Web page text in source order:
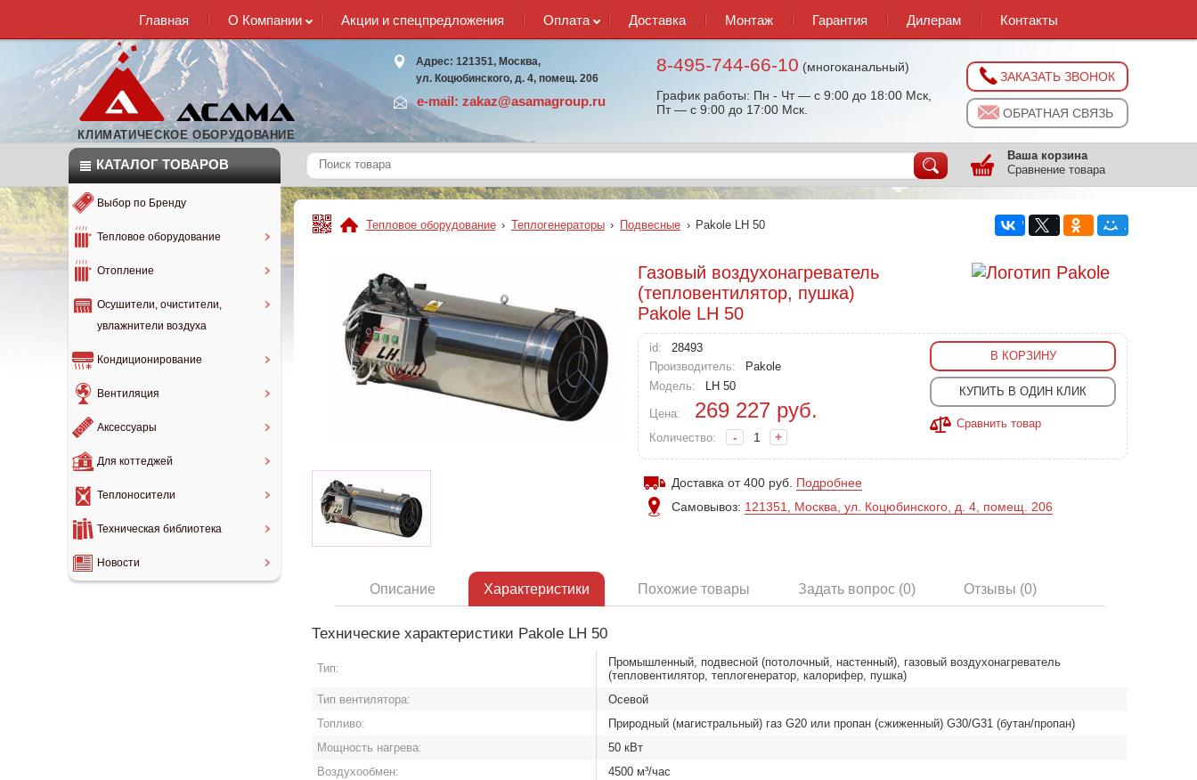
Главная О Компании Акции и спецпредложения Оплата Доставка Монтаж Гарантия Дилерам Контакты
КЛИМАТИЧЕСКОЕ ОБОРУДОВАНИЕ
Адрес: 121351, Москва,
ул. Коцюбинского, д. 4, помещ. 206
e-mail: zakaz@asamagroup.ru
8-495-744-66-10 (многоканальный)
График работы: Пн - Чт — с 9:00 до 18:00 Мск,
Пт — с 9:00 до 17:00 Мск.
ЗАКАЗАТЬ ЗВОНОК
ОБРАТНАЯ СВЯЗЬ
КАТАЛОГ ТОВАРОВ
Ваша корзина
Сравнение товара
Выбор по Бренду
Тепловое оборудование
Отопление
Осушители, очистители,
увлажнители воздуха
Кондиционирование
Вентиляция
Аксессуары
Для коттеджей
Теплоносители
Техническая библиотека
Новости
Тепловое оборудование › Теплогенераторы › Подвесные › Pakole LH 50
Газовый воздухонагреватель
(тепловентилятор, пушка)
Pakole LH 50
id:
28493
Производитель:
Pakole
Модель:
LH 50
Цена: 269 227 руб.
Количество: - +
В КОРЗИНУ
КУПИТЬ В ОДИН КЛИК
Сравнить товар
Доставка от 400 руб. Подробнее
Самовывоз: 121351, Москва, ул. Коцюбинского, д. 4, помещ. 206
Описание Характеристики Похожие товары Задать вопрос (0) Отзывы (0)
Технические характеристики Pakole LH 50
Тип:
Промышленный, подвесной (потолочный, настенный), газовый воздухонагреватель
(тепловентилятор, теплогенератор, калорифер, пушка)
Тип вентилятора:
Осевой
Топливо:
Природный (магистральный) газ G20 или пропан (сжиженный) G30/G31 (бутан/пропан)
Мощность нагрева:
50 кВт
Воздухообмен:
4500 м³/час